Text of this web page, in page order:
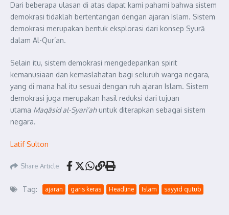
Dari beberapa ulasan di atas dapat kami pahami bahwa sistem
demokrasi tidaklah bertentangan dengan ajaran Islam. Sistem
demokrasi merupakan bentuk eksplorasi dari konsep Syurā
dalam Al-Qur’an.
Selain itu, sistem demokrasi mengedepankan spirit
kemanusiaan dan kemaslahatan bagi seluruh warga negara,
yang di mana hal itu sesuai dengan ruh ajaran Islam. Sistem
demokrasi juga merupakan hasil reduksi dari tujuan
utama Maqāsid al-Syari’ahuntuk diterapkan sebagai sistem
negara.
Latif Sulton
Share Article
Tag: ajaran garis keras Headline Islam sayyid qutub